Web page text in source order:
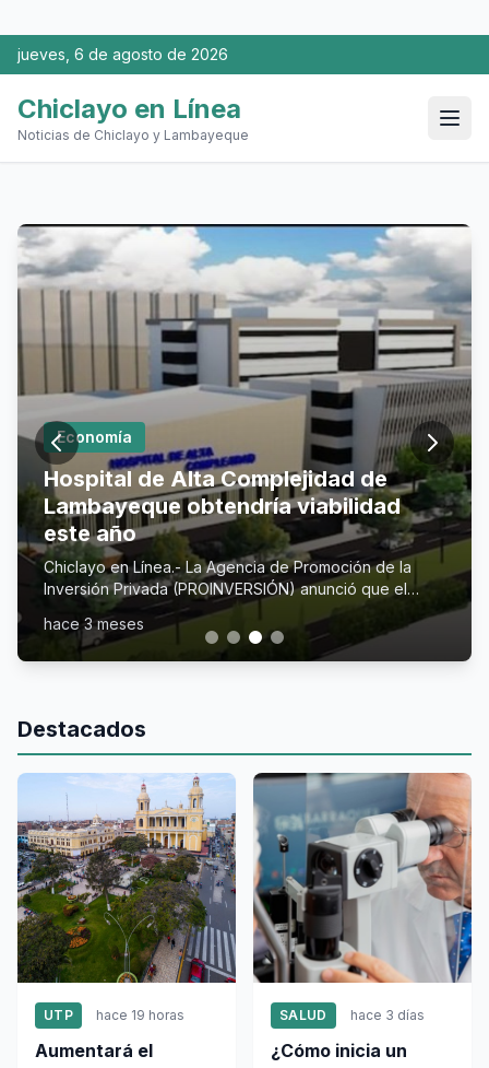
jueves, 6 de agosto de 2026
Chiclayo en Línea
Noticias de Chiclayo y Lambayeque
Economía
Hospital de Alta Complejidad de
Lambayeque obtendría viabilidad
este año
Chiclayo en Línea.- La Agencia de Promoción de la
Inversión Privada (PROINVERSIÓN) anunció que el
nuevo Hospital de Alta Complejidad de Lambayeque
obt...
hace 3 meses
Destacados
UTP hace 19 horas
Aumentará el
SALUD hace 3 días
¿Cómo inicia un